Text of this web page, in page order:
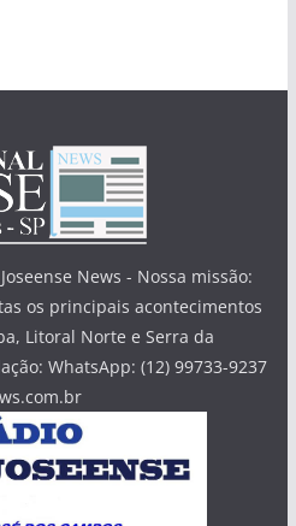
News - Nossa missão:
os principais acontecimentos
Litoral Norte e Serra da
WhatsApp: (12) 99733-9237